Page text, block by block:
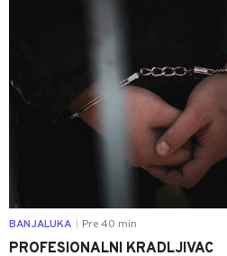
BANJALUKA Pre 40 min
PROFESIONALNI KRADLJIVAC